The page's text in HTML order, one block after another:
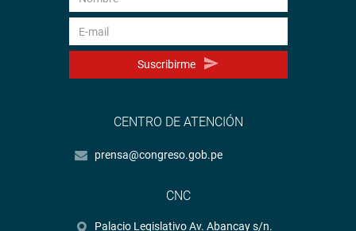
Suscribirme
CENTRO DE ATENCIÓN
prensa@congreso.gob.pe
CNC
Palacio Legislativo Av. Abancay s/n.